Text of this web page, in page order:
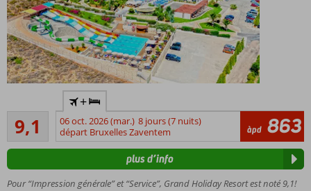
jeunes et les
moins
jeunes
Superbes
Près du
centre de
Chersonissos
Chambres
confortables
9,1
Excellente
168
commentaires
+
06 oct. 2026 (mar.) 8 jours (7 nuits)
départ Bruxelles Zaventem
àpd 863
Pour “Impression générale” et “Service”, Grand Holiday Resort est noté 9,1!
plus d’info